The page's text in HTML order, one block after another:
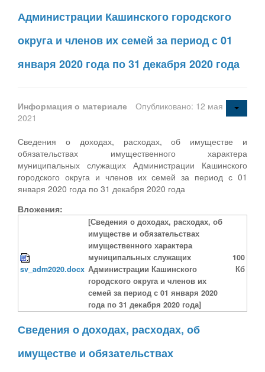
Администрации Кашинского городского
округа и членов их семей за период с 01
января 2020 года по 31 декабря 2020 года
Информация о материале
Опубликовано: 12 мая
2021
Сведения о доходах, расходах, об имуществе и
обязательствах имущественного характера
муниципальных служащих Администрации Кашинского
городского округа и членов их семей за период с 01
января 2020 года по 31 декабря 2020 года
Вложения:
sv_adm2020.docx
[Сведения о доходах, расходах, об
имуществе и обязательствах
имущественного характера
муниципальных служащих
Администрации Кашинского
городского округа и членов их
семей за период с 01 января 2020
года по 31 декабря 2020 года]
100
Кб
Сведения о доходах, расходах, об
имуществе и обязательствах